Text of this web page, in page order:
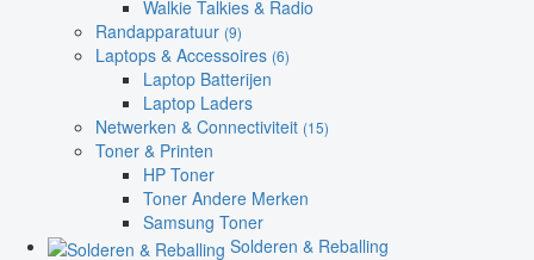
Walkie Talkies & Radio
Randapparatuur (9)
Laptops & Accessoires (6)
Laptop Batterijen
Laptop Laders
Netwerken & Connectiviteit (15)
Toner & Printen
HP Toner
Toner Andere Merken
Samsung Toner
Solderen & Reballing